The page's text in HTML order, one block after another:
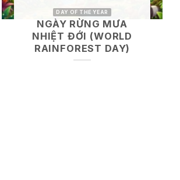
DAY OF THE YEAR
NGÀY RỪNG MƯA
NHIỆT ĐỚI (WORLD
RAINFOREST DAY)